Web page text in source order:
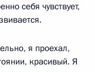
себя чувствует,
я проехал,
красивый. Я